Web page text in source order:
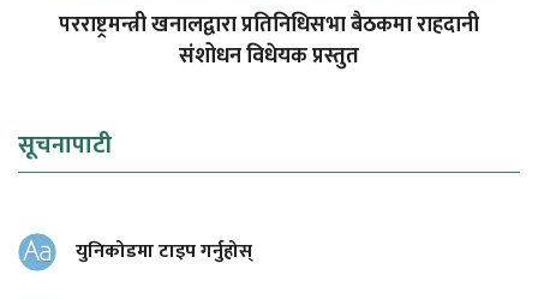
परराष्ट्रमन्त्री खनालद्वारा प्रतिनिधिसभा बैठकमा राहदानी
संशोधन विधेयक प्रस्तुत
सूचनापाटी
युनिकोडमा टाइप गर्नुहोस्